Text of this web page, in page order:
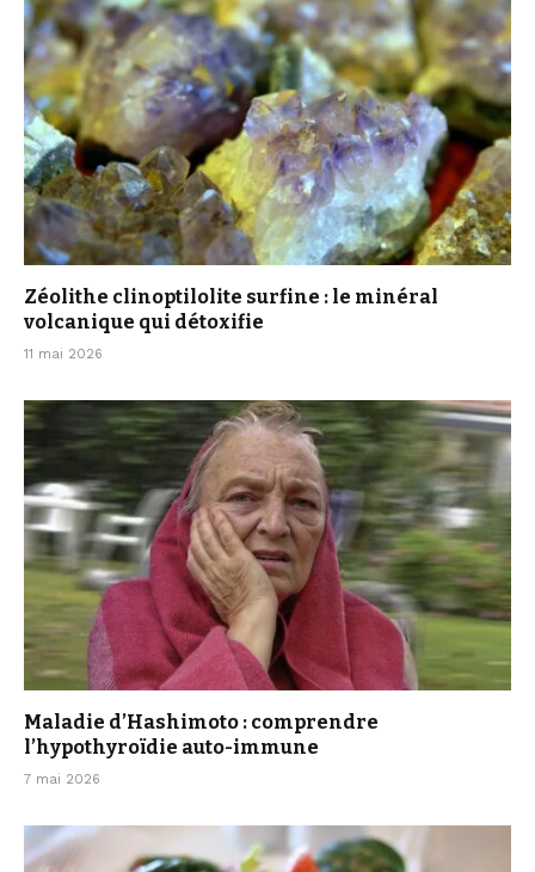
Zéolithe clinoptilolite surfine : le minéral
volcanique qui détoxifie
11 mai 2026
Maladie d’Hashimoto : comprendre
l’hypothyroïdie auto-immune
7 mai 2026